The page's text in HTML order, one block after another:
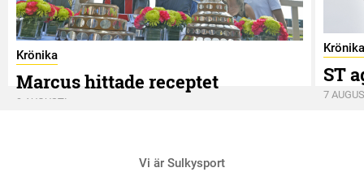
Krönika
Marcus hittade receptet
9 AUGUSTI
Krönika
ST
7
Vi är Sulkysport